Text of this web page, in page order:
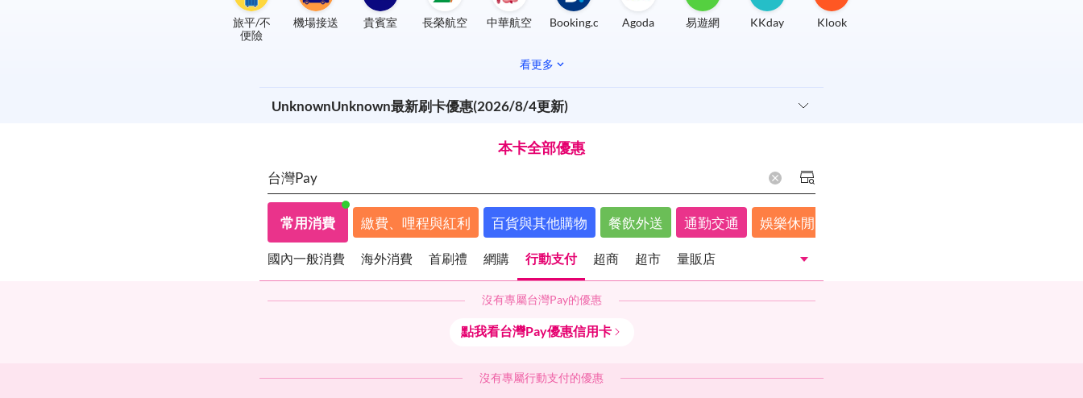
旅平/不
便險
機場接送 貴賓室 長榮航空 中華航空 Booking.com Agoda 易遊網 KKday Klook
看更多
UnknownUnknown最新刷卡優惠(2026/8/4更新)
本卡全部優惠
台灣Pay
常用消費 繳費、哩程與紅利 百貨與其他購物 餐飲外送 通勤交通 娛樂休閒
國內一般消費 海外消費 首刷禮 網購 行動支付 超商 超市
國內一般消費 海外消費 首刷禮 網購 行動支付 超商 超市 量販店
沒有專屬台灣Pay的優惠
點我看台灣Pay優惠信用卡
沒有專屬行動支付的優惠